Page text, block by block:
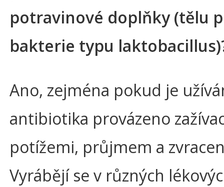
potravinové doplňky (tělu
bakterie typu
Ano, zejména pokud je
antibiotika provázeno
potížemi, průjmem a
Vyrábějí se v různých